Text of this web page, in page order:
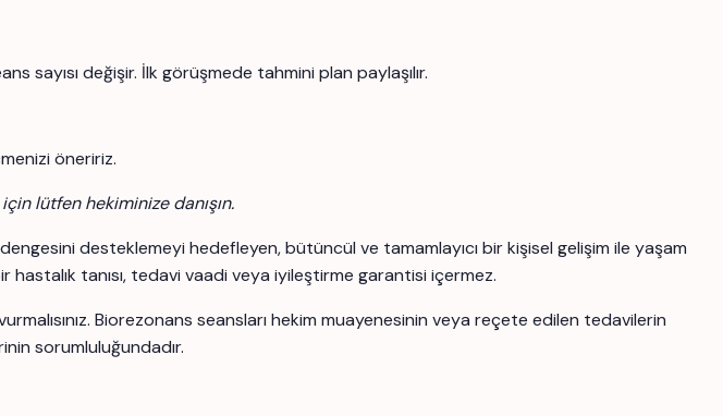
sayısı değişir. İlk görüşmede tahmini plan paylaşılır.
öneririz.
lütfen hekiminize danışın.
desteklemeyi hedefleyen, bütüncül ve tamamlayıcı bir kişisel gelişim ile yaşam
hastalık tanısı, tedavi vaadi veya iyileştirme garantisi içermez.
Biorezonans seansları hekim muayenesinin veya reçete edilen tedavilerin
sorumluluğundadır.